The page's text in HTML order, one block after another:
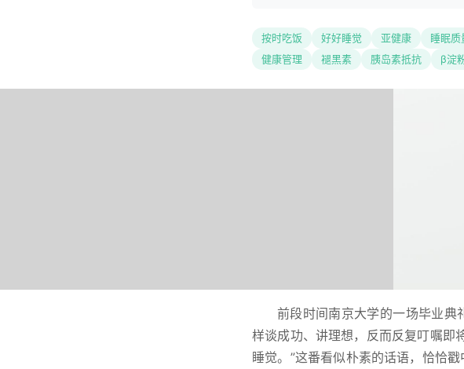
按时吃饭 好好睡觉 亚健康 睡眠质
健康管理
褪黑素 胰岛素抵抗 β淀
前段时间南京大学的一场毕业典
样谈成功、讲理想，反而反复叮嘱即
睡觉。”这番看似朴素的话语，恰恰